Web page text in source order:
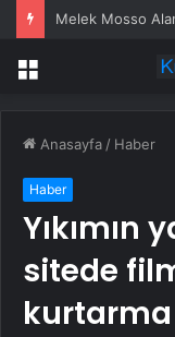
Melek Mosso
Menü
Anasayfa / Haber
Haber
Yıkımın
sitede